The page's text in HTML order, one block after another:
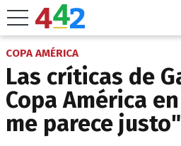
COPA AMÉRICA
Las críticas de
Copa América
me parece justo"